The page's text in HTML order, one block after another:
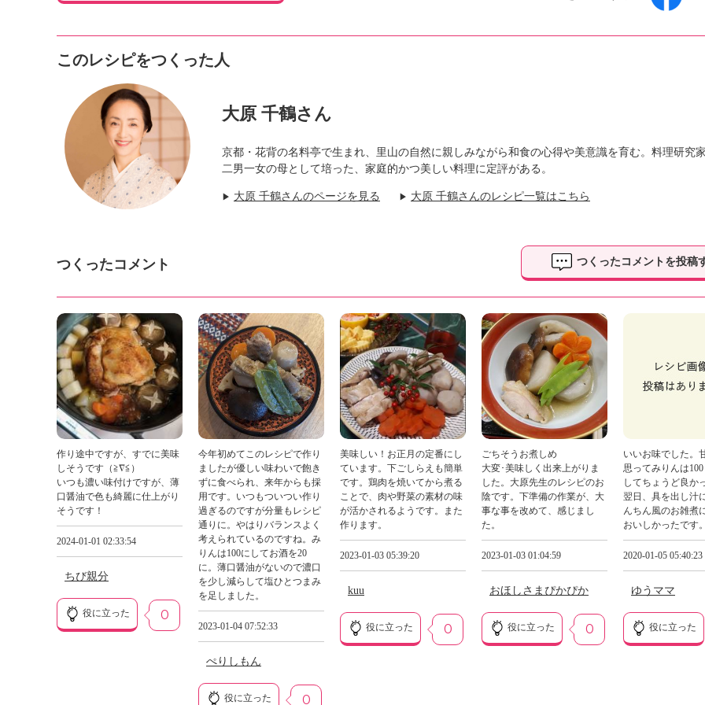
このレシピをつくった人
大原 千鶴さん
京都・花背の名料亭で生まれ、里山の自然に親しみながら和食の心得や美意識を育む。料理研究
二男一女の母として培った、家庭的かつ美しい料理に定評がある。
▶ 大原 千鶴さんのページを見る ▶ 大原 千鶴さんのレシピ一覧はこちら
つくったコメント つくったコメントを投稿
作り途中ですが、すでに美味
しそうです（≧∇≦）
いつも濃い味付けですが、薄
口醤油で色も綺麗に仕上がり
そうです！
2024-01-01 02:33:54
ちび親分
役に立った 0
今年初めてこのレシピで作り
ましたが優しい味わいで飽き
ずに食べられ、来年からも採
用です。いつもついつい作り
過ぎるのですが分量もレシピ
通りに。やはりバランスよく
考えられているのですね。み
りんは100にしてお酒を20
に。薄口醤油がないので濃口
を少し減らして塩ひとつまみ
を足しました。
2023-01-04 07:52:33
ぺりしもん
役に立った 0
美味しい！お正月の定番にし
ています。下ごしらえも簡単
です。鶏肉を焼いてから煮る
ことで、肉や野菜の素材の味
が活かされるようです。また
作ります。
2023-01-03 05:39:20
kuu
役に立った 0
ごちそうお煮しめ
大変･美味しく出来上がりま
した。大原先生のレシピのお
陰です。下準備の作業が、大
事な事を改めて、感じまし
た。
2023-01-03 01:04:59
おほしさまぴかぴか
役に立った 0
いいお味でした。
思ってみりんは
してちょうど良か
翌日、具を出し汁
んちん風のお雑煮
おいしかったです。
2020-01-05 05:40:23
ゆうママ
役に立った